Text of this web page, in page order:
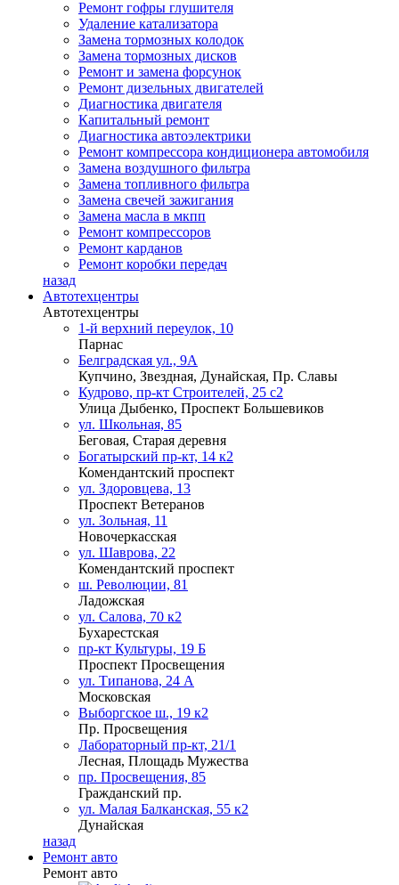
Ремонт гофры глушителя
Удаление катализатора
Замена тормозных колодок
Замена тормозных дисков
Ремонт и замена форсунок
Ремонт дизельных двигателей
Диагностика двигателя
Капитальный ремонт
Диагностика автоэлектрики
Ремонт компрессора кондиционера автомобиля
Замена воздушного фильтра
Замена топливного фильтра
Замена свечей зажигания
Замена масла в мкпп
Ремонт компрессоров
Ремонт карданов
Ремонт коробки передач
назад
Автотехцентры
Автотехцентры
1-й верхний переулок, 10
Парнас
Белградская ул., 9А
Купчино, Звездная, Дунайская, Пр. Славы
Кудрово, пр-кт Строителей, 25 с2
Улица Дыбенко, Проспект Большевиков
ул. Школьная, 85
Беговая, Старая деревня
Богатырский пр-кт, 14 к2
Комендантский проспект
ул. Здоровцева, 13
Проспект Ветеранов
ул. Зольная, 11
Новочеркасская
ул. Шаврова, 22
Комендантский проспект
ш. Революции, 81
Ладожская
ул. Салова, 70 к2
Бухарестская
пр-кт Культуры, 19 Б
Проспект Просвещения
ул. Типанова, 24 А
Московская
Выборгское ш., 19 к2
Пр. Просвещения
Лабораторный пр-кт, 21/1
Лесная, Площадь Мужества
пр. Просвещения, 85
Гражданский пр.
ул. Малая Балканская, 55 к2
Дунайская
назад
Ремонт авто
Ремонт авто